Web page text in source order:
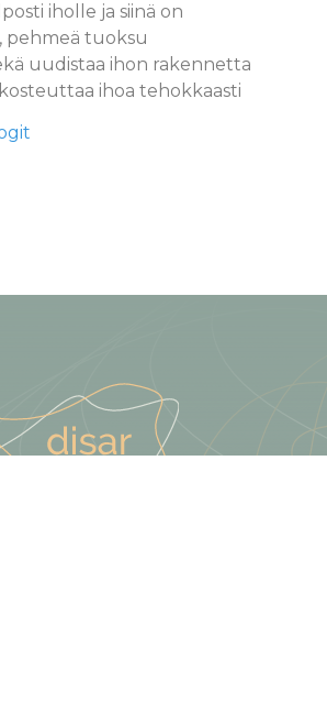
iholle ja siinä on
pehmeä tuoksu
uudistaa ihon rakennetta
ihoa tehokkaasti